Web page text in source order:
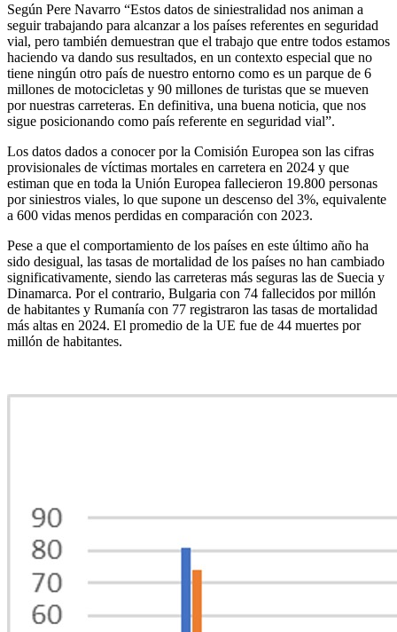
Según Pere Navarro “Estos datos de siniestralidad nos animan a
seguir trabajando para alcanzar a los países referentes en seguridad
vial, pero también demuestran que el trabajo que entre todos estamos
haciendo va dando sus resultados, en un contexto especial que no
tiene ningún otro país de nuestro entorno como es un parque de 6
millones de motocicletas y 90 millones de turistas que se mueven
por nuestras carreteras. En definitiva, una buena noticia, que nos
sigue posicionando como país referente en seguridad vial”.
Los datos dados a conocer por la Comisión Europea son las cifras
provisionales de víctimas mortales en carretera en 2024 y que
estiman que en toda la Unión Europea fallecieron 19.800 personas
por siniestros viales, lo que supone un descenso del 3%, equivalente
a 600 vidas menos perdidas en comparación con 2023.
Pese a que el comportamiento de los países en este último año ha
sido desigual, las tasas de mortalidad de los países no han cambiado
significativamente, siendo las carreteras más seguras las de Suecia y
Dinamarca. Por el contrario, Bulgaria con 74 fallecidos por millón
de habitantes y Rumanía con 77 registraron las tasas de mortalidad
más altas en 2024. El promedio de la UE fue de 44 muertes por
millón de habitantes.